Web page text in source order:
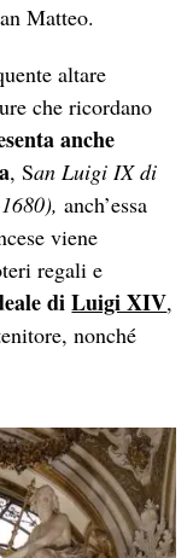
Matteo.
altare
che ricordano
anche
, San Luigi IX di
anch’essa
viene
regali e
diLuigi XIV,
nonché